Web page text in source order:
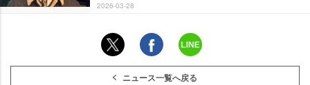
2026-03-28
ニュース一覧へ戻る